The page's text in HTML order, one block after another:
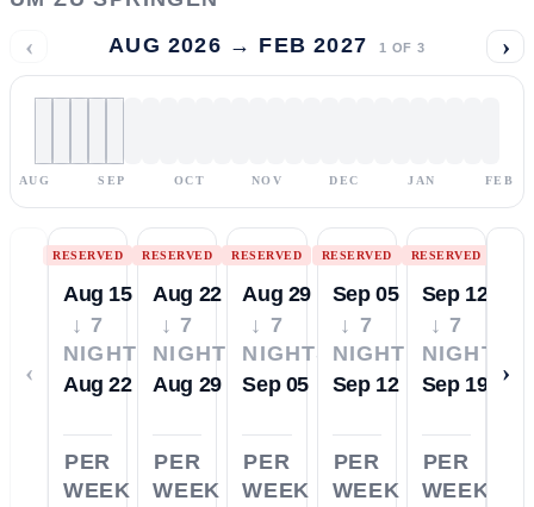
‹ AUG 2026 → FEB 2027 1 OF 3 ›
AUG SEP OCT NOV DEC JAN FEB
‹
RESERVED
Aug 15
↓ 7
NIGHTS
Aug 22
PER
WEEK
RESERVED
Aug 22
↓ 7
NIGHTS
Aug 29
PER
WEEK
RESERVED
Aug 29
↓ 7
NIGHTS
Sep 05
PER
WEEK
RESERVED
Sep 05
↓ 7
NIGHTS
Sep 12
PER
WEEK
RESERVED
Sep 12
↓ 7
NIGHTS
Sep 19
PER
WEEK
›